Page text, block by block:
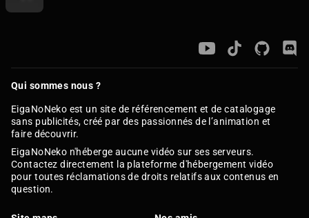
Qui sommes nous ?
EigaNoNeko est un site de référencement et de catalogage
sans publicités, créé par des passionnés de l’animation et
faire découvrir.
EigaNoNeko n'héberge aucune vidéo sur ses serveurs.
Contactez directement la plateforme d'hébergement vidéo
pour toutes réclamations de droits relatifs aux contenus en
question.